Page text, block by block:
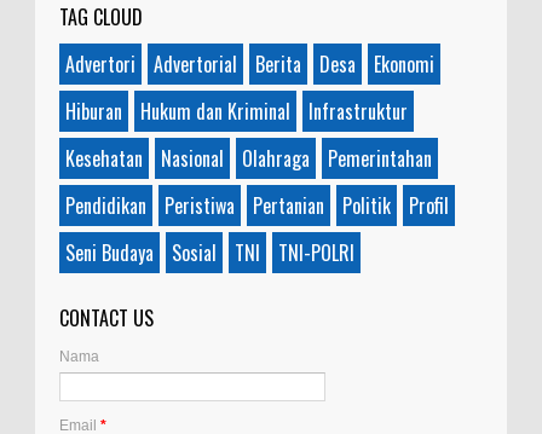
TAG CLOUD
Advertori
Advertorial Berita Desa
Ekonomi
Hiburan
Hukum dan Kriminal
Infrastruktur
Kesehatan
Nasional Olahraga
Pemerintahan
Pendidikan
Peristiwa Pertanian Politik
Profil
Seni Budaya
Sosial TNI TNI-POLRI
CONTACT US
Nama
Email *